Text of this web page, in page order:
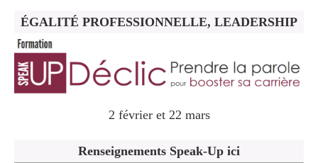
ÉGALITÉ PROFESSIONNELLE, LEADERSHIP
2 février et 22 mars
Renseignements Speak-Up ici